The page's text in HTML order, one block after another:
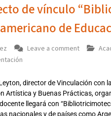
de vínculo
de
Leave a comment
director de Vinculación con
Artística y Buenas Prácticas,
llegará con
nacionales y de países como